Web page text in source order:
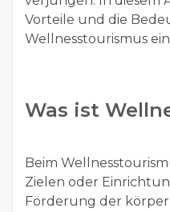
Vorteile und die
Wellnesstourismus
Was ist
Beim
Zielen oder
Förderung der